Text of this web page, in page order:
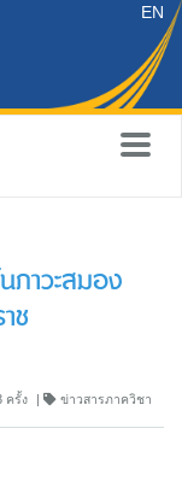
EN
ภาวะสมอง
ช
ครั้ง ข่าวสารภาควิชา